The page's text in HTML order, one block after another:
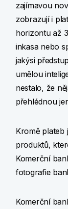
zajímavou
zobrazují i
horizontu až
inkasa nebo
jakýsi
umělou
nestalo, že
přehlédnou
Kromě plateb
produktů,
Komerční
fotografie
Komerční